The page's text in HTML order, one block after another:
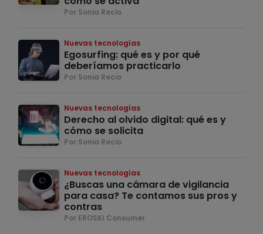
Por Sonia Recio
Nuevas tecnologías
Egosurfing: qué es y por qué
deberíamos practicarlo
Por Sonia Recio
Nuevas tecnologías
Derecho al olvido digital: qué es y
cómo se solicita
Por Sonia Recio
Nuevas tecnologías
¿Buscas una cámara de vigilancia
para casa? Te contamos sus pros y
contras
Por EROSKI Consumer